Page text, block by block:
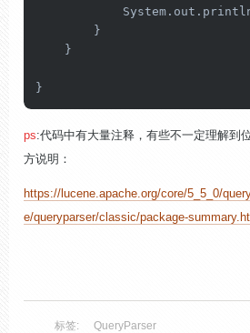
        }
    }
}
ps:代码中有大量注释，有些不一定理解到
方说明：
https://lucene.apache.org/core/5_5_0/
e/queryparser/classic/package-
标签:
QueryParser